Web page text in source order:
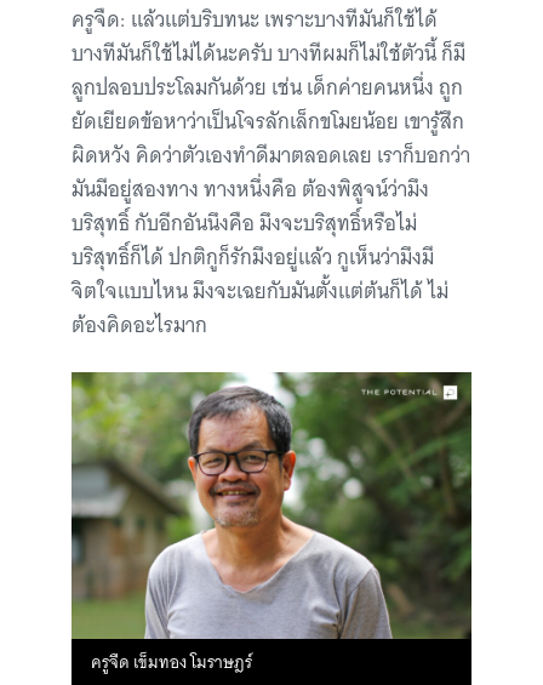
ครูจืด: แล้วแต่บริบทนะ เพราะบางทีมันก็ใช้ได้
บางทีมันก็ใช้ไม่ได้นะครับ บางทีผมก็ไม่ใช้ตัวนี้ ก็มี
ลูกปลอบประโลมกันด้วย เช่น เด็กค่ายคนหนึ่ง ถูก
ยัดเยียดข้อหาว่าเป็นโจรลักเล็กขโมยน้อย เขารู้สึก
ผิดหวัง คิดว่าตัวเองทำดีมาตลอดเลย เราก็บอกว่า
มันมีอยู่สองทาง ทางหนึ่งคือ ต้องพิสูจน์ว่ามึง
บริสุทธิ์ กับอีกอันนึงคือ มึงจะบริสุทธิ์หรือไม่
บริสุทธิ์ก็ได้ ปกติกูก็รักมึงอยู่แล้ว กูเห็นว่ามึงมี
จิตใจแบบไหน มึงจะเฉยกับมันตั้งแต่ต้นก็ได้ ไม่
ต้องคิดอะไรมาก
ครูจืด เข็มทอง โมราษฎร์